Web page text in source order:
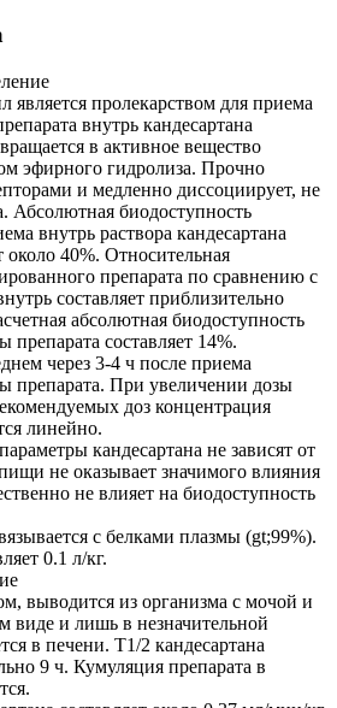
является пролекарством для приема
внутрь кандесартана
в активное вещество
эфирного гидролиза. Прочно
и медленно диссоциирует, не
Абсолютная биодоступность
внутрь раствора кандесартана
около 40%. Относительная
препарата по сравнению с
составляет приблизительно
абсолютная биодоступность
составляет 14%.
через 3-4 ч после приема
препарата. При увеличении дозы
доз концентрация
линейно.
кандесартана не зависят от
не оказывает значимого влияния
не влияет на биодоступность
с белками плазмы (gt;99%).
0.1 л/кг.
выводится из организма с мочой и
виде и лишь в незначительной
в печени. T1/2 кандесартана
9 ч. Кумуляция препарата в